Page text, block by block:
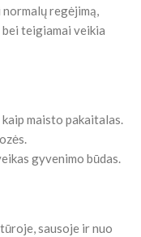
regėjimą,
teigiamai veikia
maisto pakaitalas.
gyvenimo būdas.
sausoje ir nuo